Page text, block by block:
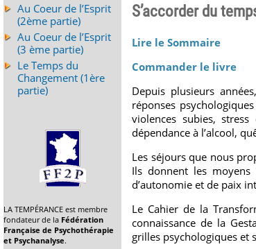
S’accorder du
Lire le Sommaire
Commander le livre
Depuis plusieurs
réponses
violences subies,
dépendance à l’alcool,
Les séjours que nous
Ils donnent les
d’autonomie et de paix
Le Cahier de la
connaissance de la
grilles psychologiques
Au Coeur de l’Esprit
(2ème partie)
Au Coeur de l’Esprit
(3 ème partie)
Le Temps du
Changement (1ère
partie)
LA TEMPÉRANCE est membre
fondateur de la Fédération
Française de Psychothérapie
et Psychanalyse.